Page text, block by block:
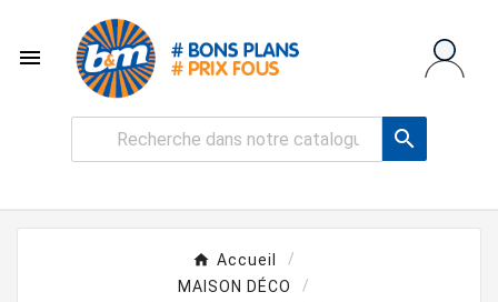


Accueil
MAISON DÉCO